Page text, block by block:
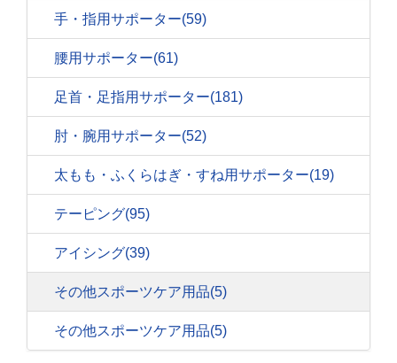
手・指用サポーター(59)
腰用サポーター(61)
足首・足指用サポーター(181)
肘・腕用サポーター(52)
太もも・ふくらはぎ・すね用サポーター(19)
テーピング(95)
アイシング(39)
その他スポーツケア用品(5)
その他スポーツケア用品(5)